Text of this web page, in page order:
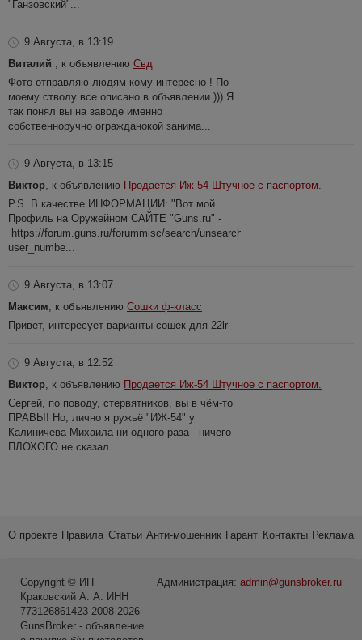
"Ганзовский"...
9 Августа, в 13:19
Виталий , к объявлению Свд
Фото отправляю людям кому интересно ! По
моему стволу все описано в объявлении ))) Я
так понял вы на заводе именно
собственноручно огражданокой занима...
9 Августа, в 13:15
Виктор, к объявлению Продается Иж-54 Штучное с паспортом.
P.S. В качестве ИНФОРМАЦИИ: "Вот мой
Профиль на Оружейном САЙТЕ "Guns.ru" -
https://forum.guns.ru/forummisc/search/unsearch?
user_numbe...
9 Августа, в 13:07
Максим, к объявлению Сошки ф-класс
Привет, интересует варианты сошек для 22lr
9 Августа, в 12:52
Виктор, к объявлению Продается Иж-54 Штучное с паспортом.
Сергей, по поводу, стервятников, вы в чём-то
ПРАВЫ! Но, лично я ружьё "ИЖ-54" у
Калиничева Михаила ни одного раза - ничего
ПЛОХОГО не сказал...
О проекте Правила Статьи Анти-мошенник Гарант Контакты Реклама
Администрация: admin@gunsbroker.ru
Copyright © ИП
Краковский А. А. ИНН
773126861423 2008-2026
GunsBroker - объявление